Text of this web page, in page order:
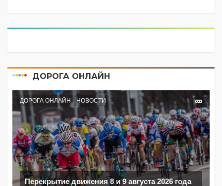
ДОРОГА ОНЛАЙН
ДОРОГА ОНЛАЙН НОВОСТИ
Перекрытие движения 8 и 9 августа 2026 года